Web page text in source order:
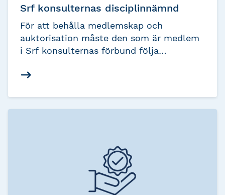
Srf konsulternas disciplinnämnd
För att behålla medlemskap och
auktorisation måste den som är medlem
i Srf konsulternas förbund följa
att se till att medlemmarna efterlever
en disciplinnämnd.